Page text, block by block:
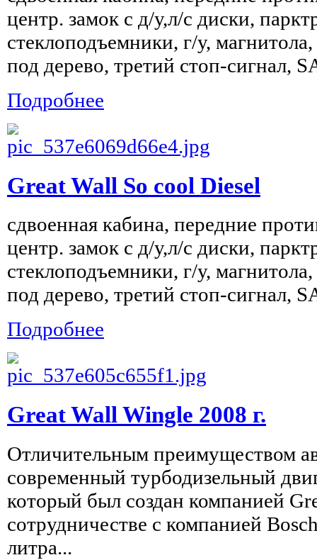
центр. замок с д/у,л/с диски,
стеклоподъемники, г/у,
под дерево, третий стоп-сигнал,
Подробнее
Great Wall So cool Diesel
сдвоенная кабина, передние
центр. замок с д/у,л/с диски,
стеклоподъемники, г/у,
под дерево, третий стоп-сигнал,
Подробнее
Great Wall Wingle 2008 г.
Отличительным преимуществом
современный турбодизельный
который был создан компанией
сотрудничестве с компанией
литра...